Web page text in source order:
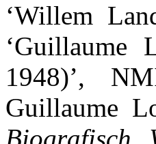
‘Willem
‘Guillaume
1948)’,
Guillaume